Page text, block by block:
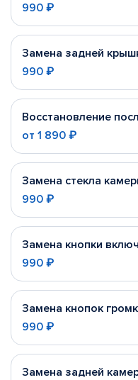
990 ₽
Замена задней
990 ₽
Восстановление
от 1 890 ₽
Замена стекла
990 ₽
Замена кнопки
990 ₽
Замена кнопок
990 ₽
Замена задней